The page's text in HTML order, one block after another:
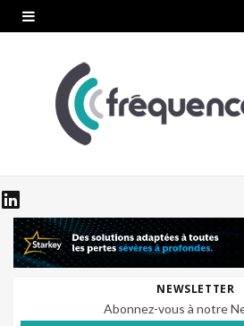
NEWSLETTER
Abonnez-vous à notre